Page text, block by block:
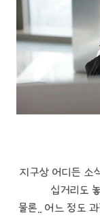
지구상 어디든 소
십거리도
물론.. 어느 정도